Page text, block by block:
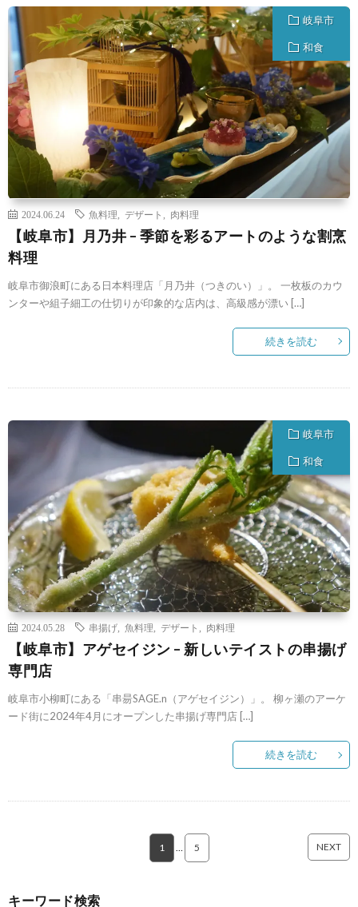
岐阜市
和食
2024.06.24 魚料理 デザート 肉料理
【岐阜市】月乃井 – 季節を彩るアートのような割烹
料理
岐阜市御浪町にある日本料理店「月乃井（つきのい）」。 一枚板のカウ
ンターや組子細工の仕切りが印象的な店内は、高級感が漂い […]
続きを読む
岐阜市
和食
2024.05.28 串揚げ 魚料理 デザート 肉料理
【岐阜市】アゲセイジン – 新しいテイストの串揚げ
専門店
岐阜市小柳町にある「串昜SAGE.n（アゲセイジン）」。 柳ヶ瀬のアーケ
ード街に2024年4月にオープンした串揚げ専門店 […]
続きを読む
1 … 5 NEXT
キーワード検索